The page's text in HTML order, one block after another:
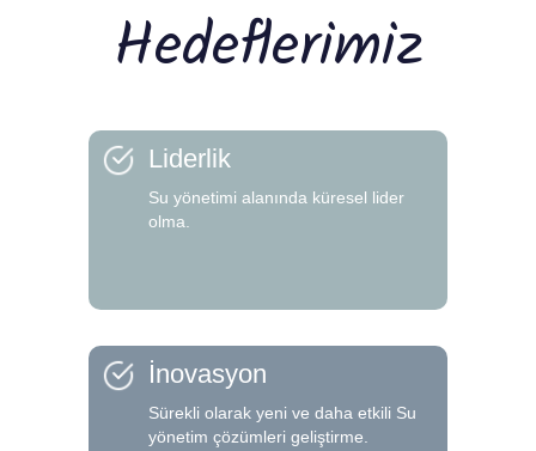
Hedeflerimiz
Liderlik
Su yönetimi alanında küresel lider
olma.
İnovasyon
Sürekli olarak yeni ve daha etkili Su
yönetim çözümleri geliştirme.